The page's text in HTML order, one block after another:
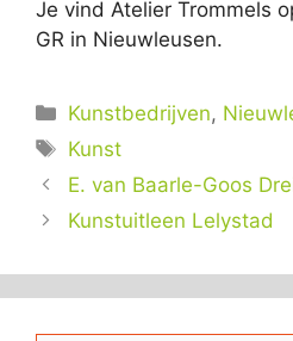
Je vind Atelier Trommels
GR in Nieuwleusen.
Categorieën
Kunstbedrijven,
Tags
Kunst
E. van Baarle-Goos
Kunstuitleen Lelystad